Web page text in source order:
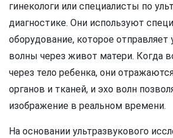
гинекологи или специалисты по
диагностике. Они используют
оборудование, которое отправляет
волны через живот матери. Когда
через тело ребенка, они
органов и тканей, и эхо волн
изображение в реальном времени.
На основании ультразвукового